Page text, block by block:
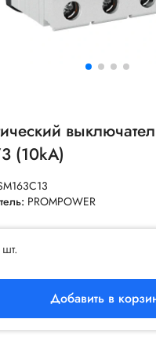
(10kA)
PROMPOWER
Добавить в